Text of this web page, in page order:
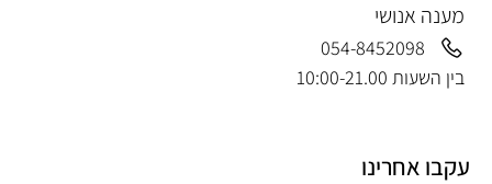
מענה אנושי
054-8452098
בין השעות 10:00-21.00
עקבו אחרינו